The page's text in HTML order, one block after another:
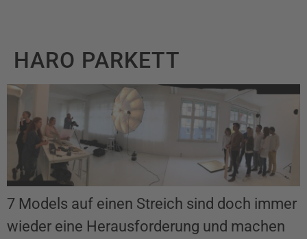
HARO PARKETT
7 Models auf einen Streich sind doch immer
wieder eine Herausforderung und machen